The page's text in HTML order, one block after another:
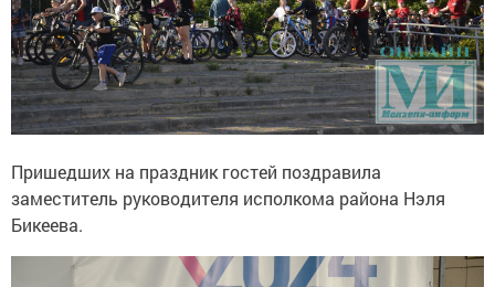
Пришедших на праздник гостей поздравила
заместитель руководителя исполкома района Нэля
Бикеева.